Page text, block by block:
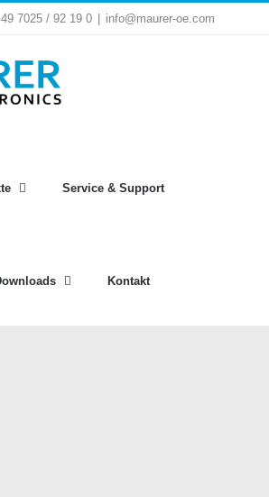
7025 / 92 19 0 info@maurer-oe.com
Service & Support
Kontakt